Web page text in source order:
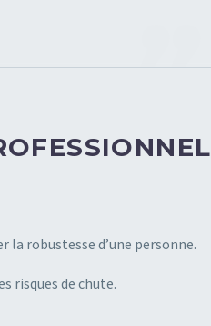
robustesse d’une personne.
risques de chute.